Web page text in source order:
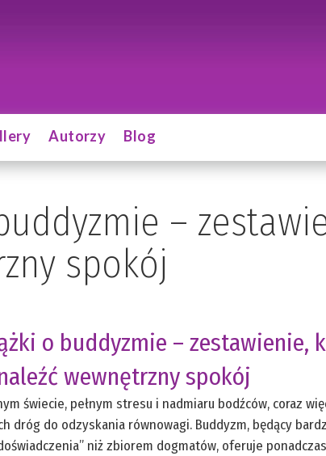
Autorzy Blog
–
spokój
o buddyzmie – zestawienie,
wewnętrzny spokój
świecie, pełnym stresu i nadmiaru bodźców, coraz
dróg do odzyskania równowagi. Buddyzm, będący
niż zbiorem dogmatów, oferuje